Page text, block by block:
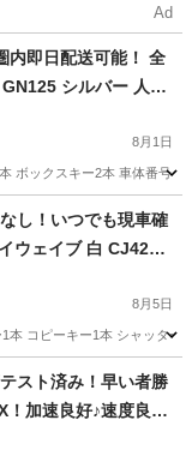
Ad
即日配送可能！ 全
シルバー 人気
外観良好！ ツーリ
8月1日
ボックスキー2本 車体番
し！いつでも現車確
ウェイブ 白 CJ42A
スト！ ヘッドライ
！
8月5日
本 コピーキー1本 シャッタ
トガーニッシュ
スト済み！早い者勝
加速良好♪速度良好